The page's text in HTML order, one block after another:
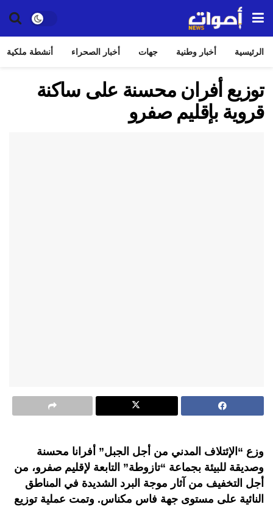
الرئيسية أخبار وطنية جهات أخبار الصحراء أنشطة ملكية
توزيع أفران محسنة على ساكنة
قروية بإقليم صفرو
وزع “الإئتلاف المدني من أجل الجبل” أفرانا محسنة
وصديقة للبيئة بجماعة “تازوطة” التابعة لإقليم صفرو، من
أجل التخفيف من آثار موجة البرد الشديدة في المناطق
النائية على مستوى جهة فاس مكناس. وتمت عملية توزيع